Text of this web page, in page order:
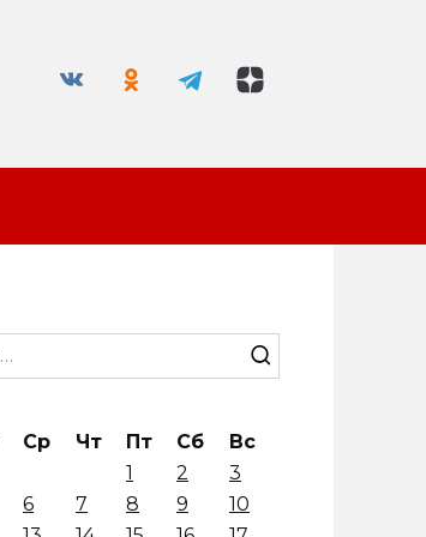
Ср Чт Пт Сб
Вс
1
2
3
6 7 8 9
10